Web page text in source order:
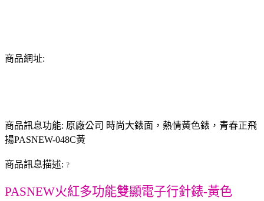
商品網址:
商品訊息功能: 原廠公司 時尚大錶面，熱情黃色錶，青春正飛
揚PASNEW-048C黃
商品訊息描述: ?
PASNEW火紅多功能雙顯電子行針錶-黃色